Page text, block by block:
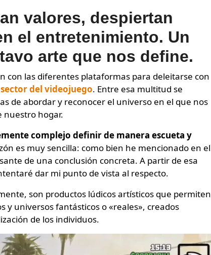
valores, despiertan
el entretenimiento. Un
arte que nos define.
del videojuego. Entre esa multitud se
de abordar y reconocer el universo en el que nos
nuestro hogar.
complejo definir de manera escueta y
es muy sencilla: como bien he mencionado en el
de una conclusión concreta. A partir de esa
dar mi punto de vista al respecto.
son productos lúdicos artísticos que permiten
universos fantásticos o «reales», creados
de los individuos.